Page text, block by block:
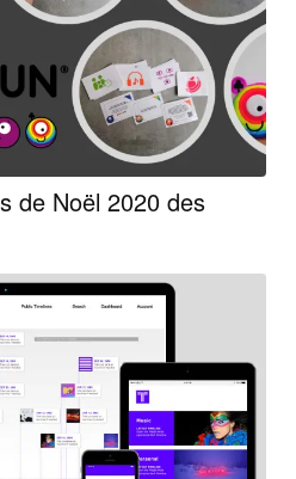
de Noël 2020 des